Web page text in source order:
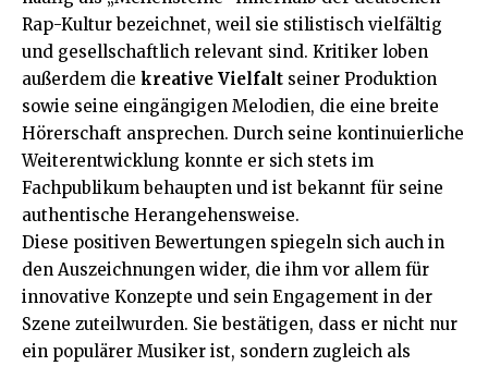
Rap-Kultur bezeichnet, weil sie stilistisch vielfältig
und gesellschaftlich relevant sind. Kritiker loben
außerdem die kreative Vielfalt seiner Produktion
sowie seine eingängigen Melodien, die eine breite
Hörerschaft ansprechen. Durch seine kontinuierliche
Weiterentwicklung konnte er sich stets im
Fachpublikum behaupten und ist bekannt für seine
authentische Herangehensweise.
Diese positiven Bewertungen spiegeln sich auch in
den Auszeichnungen wider, die ihm vor allem für
innovative Konzepte und sein Engagement in der
Szene zuteilwurden. Sie bestätigen, dass er nicht nur
ein populärer Musiker ist, sondern zugleich als